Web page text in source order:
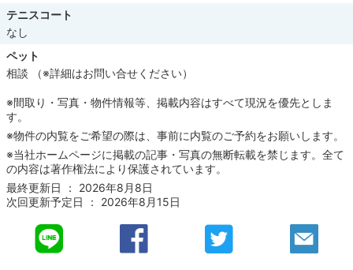
テニスコート
なし
ペット
相談 （※詳細はお問い合せください）
※間取り・写真・物件情報等、掲載内容はすべて現況を優先としま
す。
※物件の内覧をご希望の際は、事前に内覧のご予約をお願いします。
※当社ホームページに掲載の記事・写真の無断転載を禁じます。全て
の内容は著作権法により保護されています。
最終更新日 ： 2026年8月8日
次回更新予定日 ： 2026年8月15日